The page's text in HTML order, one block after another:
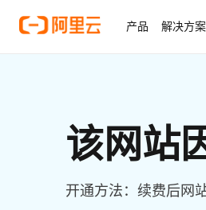
产品 解决方案
该网站
开通方法：续费后网